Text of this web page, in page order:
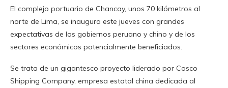
El complejo portuario de Chancay, unos 70 kilómetros al
norte de Lima, se inaugura este jueves con grandes
expectativas de los gobiernos peruano y chino y de los
sectores económicos potencialmente beneficiados.
Se trata de un gigantesco proyecto liderado por Cosco
Shipping Company, empresa estatal china dedicada al